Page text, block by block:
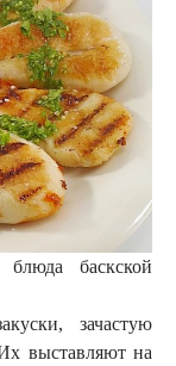
блюда баскской
зачастую
выставляют на